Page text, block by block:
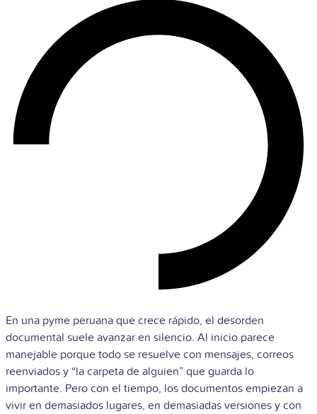
En una pyme peruana que crece rápido, el desorden
documental suele avanzar en silencio. Al inicio parece
manejable porque todo se resuelve con mensajes, correos
reenviados y “la carpeta de alguien” que guarda lo
importante. Pero con el tiempo, los documentos empiezan a
vivir en demasiados lugares, en demasiadas versiones y con